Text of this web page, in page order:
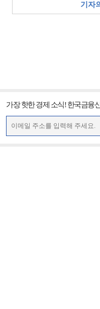
기자
가장 핫한 경제 소식! 한국금융